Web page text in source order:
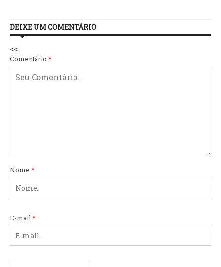
DEIXE UM COMENTÁRIO
<<
Comentário:*
Nome:*
E-mail:*